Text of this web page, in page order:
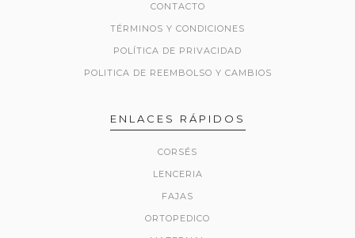
CONTACTO
TÉRMINOS Y CONDICIONES
POLÍTICA DE PRIVACIDAD
POLITICA DE REEMBOLSO Y CAMBIOS
ENLACES RÁPIDOS
CORSÉS
LENCERIA
FAJAS
ORTOPEDICO